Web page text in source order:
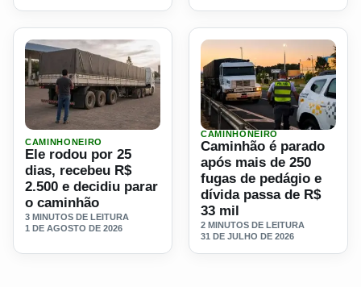
Ler materia: Ele rodou por 25 dias, recebeu R$ 2.500 e
CAMINHONEIRO
Ele rodou por 25
dias, recebeu R$
2.500 e decidiu parar
o caminhão
3 MINUTOS DE LEITURA
1 DE AGOSTO DE 2026
Ler materia: Caminhão é
CAMINHONEIRO
Caminhão é parado
após mais de 250
fugas de pedágio e
dívida passa de R$
33 mil
2 MINUTOS DE LEITURA
31 DE JULHO DE 2026